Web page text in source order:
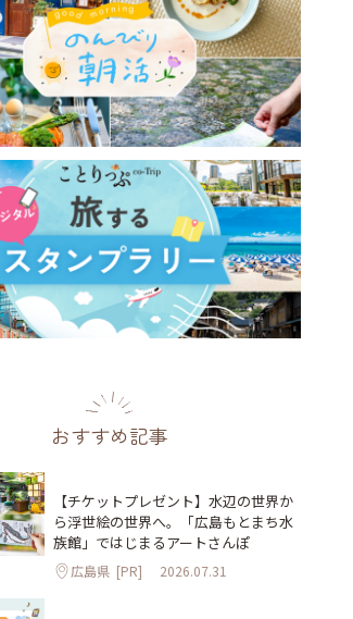
おすすめ記事
【チケットプレゼント】水辺の世界か
ら浮世絵の世界へ。「広島もとまち水
族館」ではじまるアートさんぽ
広島県 [PR] 2026.07.31